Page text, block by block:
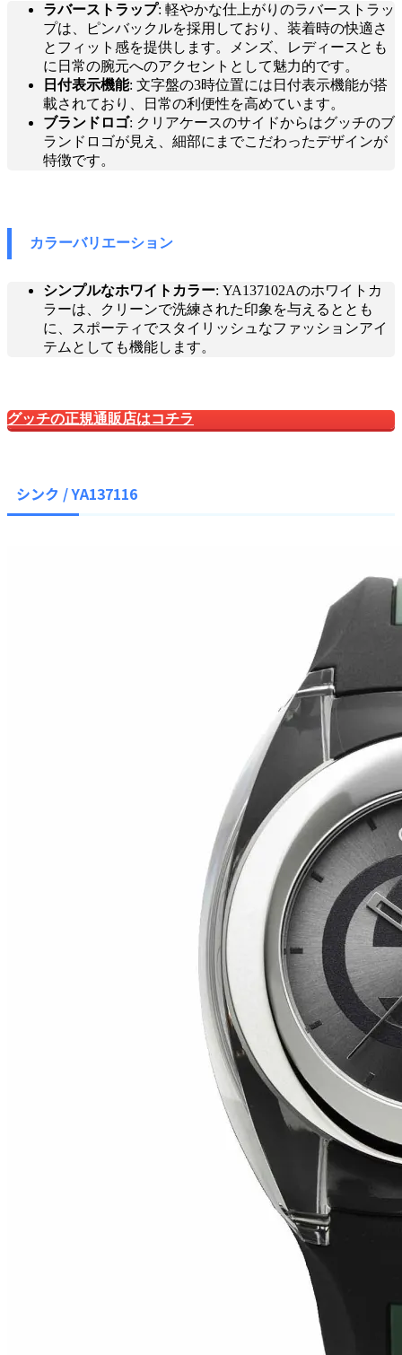
ラバーストラップ: 軽やかな仕上がりのラバーストラッ
プは、ピンバックルを採用しており、装着時の快適さ
とフィット感を提供します。メンズ、レディースとも
に日常の腕元へのアクセントとして魅力的です。
日付表示機能: 文字盤の3時位置には日付表示機能が搭
載されており、日常の利便性を高めています。
ブランドロゴ: クリアケースのサイドからはグッチのブ
ランドロゴが見え、細部にまでこだわったデザインが
特徴です。
カラーバリエーション
シンプルなホワイトカラー: YA137102Aのホワイトカ
ラーは、クリーンで洗練された印象を与えるととも
に、スポーティでスタイリッシュなファッションアイ
テムとしても機能します。
グッチの正規通販店はコチラ
シンク / YA137116